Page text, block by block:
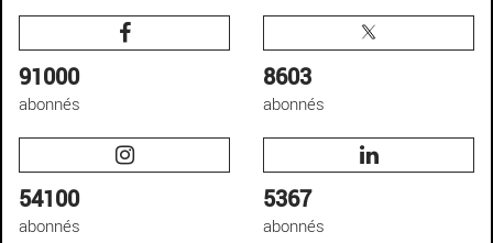
91000
abonnés
8603
abonnés
54100
abonnés
5367
abonnés